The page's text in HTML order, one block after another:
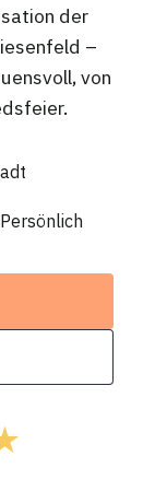
der
–
von
Persönlich